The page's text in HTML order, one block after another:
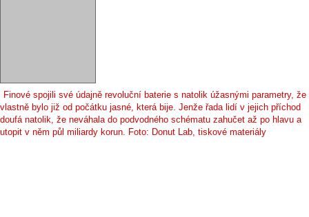
Finové spojili své údajně revoluční baterie s natolik úžasnými parametry, že
vlastně bylo již od počátku jasné, která bije. Jenže řada lidí v jejich příchod
doufá natolik, že neváhala do podvodného schématu zahučet až po hlavu a
utopit v něm půl miliardy korun. Foto: Donut Lab, tiskové materiály